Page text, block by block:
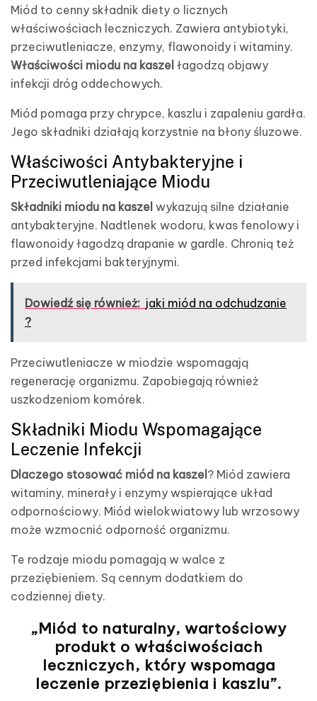
Miód to cenny składnik diety o licznych
właściwościach leczniczych. Zawiera antybiotyki,
przeciwutleniacze, enzymy, flawonoidy i witaminy.
Właściwości miodu na kaszel łagodzą objawy
infekcji dróg oddechowych.
Miód pomaga przy chrypce, kaszlu i zapaleniu gardła.
Jego składniki działają korzystnie na błony śluzowe.
Właściwości Antybakteryjne i
Przeciwutleniające Miodu
Składniki miodu na kaszel wykazują silne działanie
antybakteryjne. Nadtlenek wodoru, kwas fenolowy i
flawonoidy łagodzą drapanie w gardle. Chronią też
przed infekcjami bakteryjnymi.
Dowiedź się również: jaki miód na odchudzanie
?
Przeciwutleniacze w miodzie wspomagają
regenerację organizmu. Zapobiegają również
uszkodzeniom komórek.
Składniki Miodu Wspomagające
Leczenie Infekcji
Dlaczego stosować miód na kaszel? Miód zawiera
witaminy, minerały i enzymy wspierające układ
odpornościowy. Miód wielokwiatowy lub wrzosowy
może wzmocnić odporność organizmu.
Te rodzaje miodu pomagają w walce z
przeziębieniem. Są cennym dodatkiem do
codziennej diety.
„Miód to naturalny, wartościowy
produkt o właściwościach
leczniczych, który wspomaga
leczenie przeziębienia i kaszlu”.